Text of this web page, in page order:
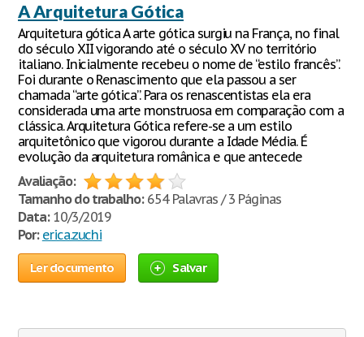
A Arquitetura Gótica
Arquitetura gótica A arte gótica surgiu na França, no final
do século XII vigorando até o século XV no território
italiano. Inicialmente recebeu o nome de “estilo francês”.
Foi durante o Renascimento que ela passou a ser
chamada “arte gótica”. Para os renascentistas ela era
considerada uma arte monstruosa em comparação com a
clássica. Arquitetura Gótica refere-se a um estilo
arquitetônico que vigorou durante a Idade Média. É
evolução da arquitetura românica e que antecede
Avaliação:
Tamanho do trabalho:654 Palavras / 3 Páginas
Data:10/3/2019
Por: erica.zuchi
Ler documento Salvar